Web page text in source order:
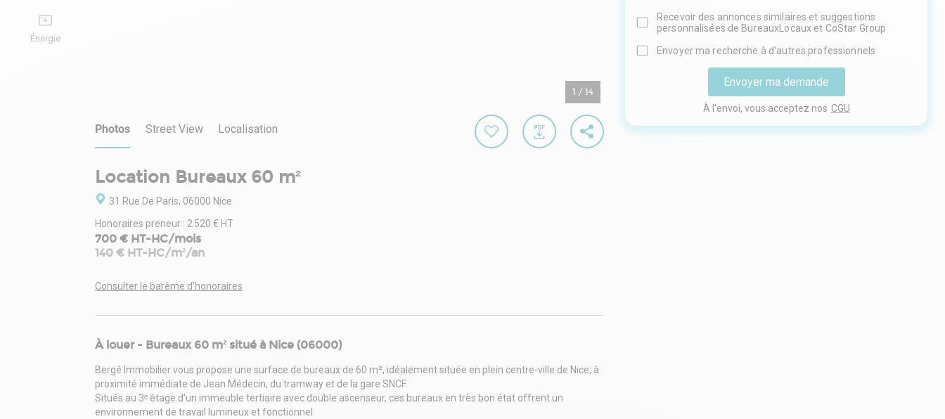
Énergie
1 / 14
Photos Street View Localisation
Location Bureaux 60 m²
31 Rue De Paris, 06000 Nice
Honoraires preneur : 2 520 € HT
700 € HT-HC/mois
140 € HT-HC/m²/an
Consulter le barème d'honoraires
À louer - Bureaux 60 m² situé à Nice (06000)
Bergé Immobilier vous propose une surface de bureaux de 60 m², idéalement située en plein centre-ville de Nice, à
proximité immédiate de Jean Médecin, du tramway et de la gare SNCF.
Situés au 3ᵉ étage d'un immeuble tertiaire avec double ascenseur, ces bureaux en très bon état offrent un
environnement de travail lumineux et fonctionnel.
Recevoir des annonces similaires et suggestions
personnalisées de BureauxLocaux et CoStar Group
Envoyer ma recherche à d'autres professionnels
Envoyer ma demande
À l'envoi, vous acceptez nos CGU